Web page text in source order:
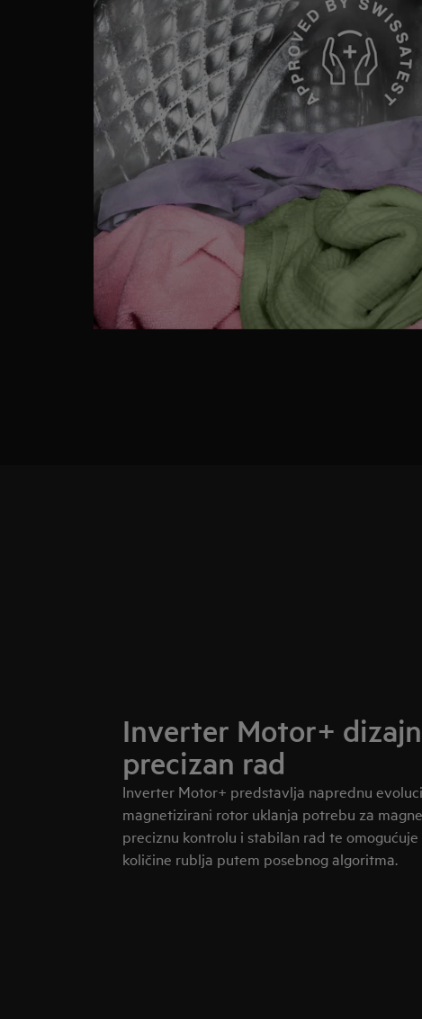
Inverter Motor+
precizan rad
Inverter Motor+ predstavlja naprednu
magnetizirani rotor uklanja potrebu za
preciznu kontrolu i stabilan rad te
količine rublja putem posebnog algoritma.